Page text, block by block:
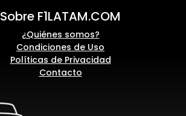
Sobre F1LATAM.COM
¿Quiénes somos?
Condiciones de Uso
Políticas de Privacidad
Contacto